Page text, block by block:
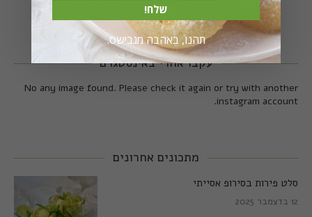
20 במרץ 2018
עקבו אחרי באינסטגרם
No any image found. Please check it again or try with another
instagram account.
מתכונים אחרונים
סלט פירות בסירופ אסייתי
12 בדצמבר 2025
שלח!
תהנו, באהבה מגבישס.